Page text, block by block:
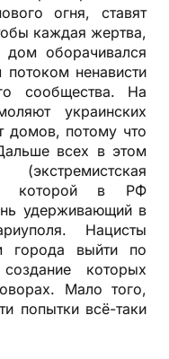
огня, ставят
каждая жертва,
оборачивался
ненависти
сообщества. На
украинских
домов, потому что
всех в этом
которой в РФ
удерживающий в
Нацисты
города выйти по
которых
Мало того,
попытки всё-таки